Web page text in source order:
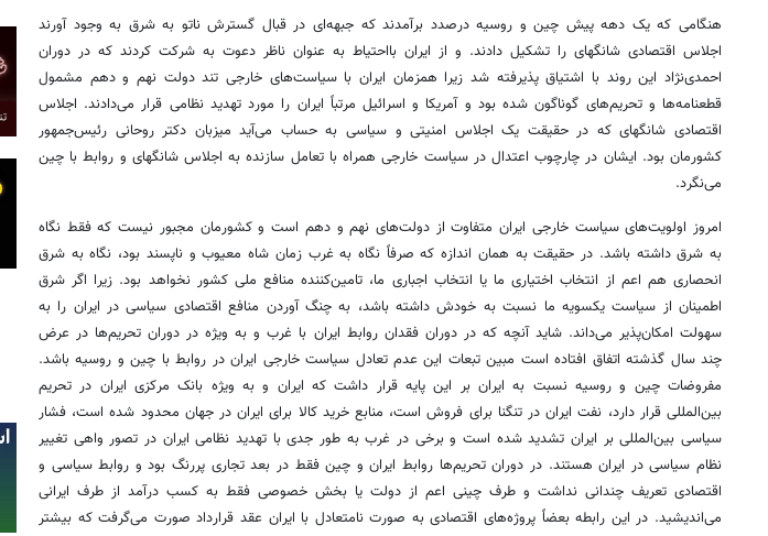
هنگامی که یک دهه پیش چین و روسیه درصدد برآمدند که جبهه‌ای در قبال گسترش ناتو به شرق به وجود آورند
اجلاس اقتصادی شانگهای را تشکیل دادند. و از ایران بااحتیاط به عنوان ناظر دعوت به شرکت کردند که در دوران
احمدی‌نژاد این روند با اشتیاق پذیرفته شد زیرا همزمان ایران با سیاست‌های خارجی تند دولت نهم و دهم مشمول
قطعنامه‌ها و تحریم‌های گوناگون شده بود و آمریکا و اسرائیل مرتباً ایران را مورد تهدید نظامی قرار می‌دادند. اجلاس
اقتصادی شانگهای که در حقیقت یک اجلاس امنیتی و سیاسی به حساب می‌آید میزبان دکتر روحانی رئیس‌جمهور
کشورمان بود. ایشان در چارچوب اعتدال در سیاست خارجی همراه با تعامل سازنده به اجلاس شانگهای و روابط با چین
می‌نگرد.
امروز اولویت‌های سیاست خارجی ایران متفاوت از دولت‌های نهم و دهم است و کشورمان مجبور نیست که فقط نگاه
به شرق داشته باشد. در حقیقت به همان اندازه که صرفاً نگاه به غرب زمان شاه معیوب و ناپسند بود، نگاه به شرق
انحصاری هم اعم از انتخاب اختیاری ما یا انتخاب اجباری ما، تامین‌کننده منافع ملی کشور نخواهد بود. زیرا اگر شرق
اطمینان از سیاست یکسویه ما نسبت به خودش داشته باشد، به چنگ آوردن منافع اقتصادی سیاسی در ایران را به
سهولت امکان‌پذیر می‌داند. شاید آنچه که در دوران فقدان روابط ایران با غرب و به ویژه در دوران تحریم‌ها در عرض
چند سال گذشته اتفاق افتاده است مبین تبعات این عدم تعادل سیاست خارجی ایران در روابط با چین و روسیه باشد.
مفروضات چین و روسیه نسبت به ایران بر این پایه قرار داشت که ایران و به ویژه بانک مرکزی ایران در تحریم
بین‌المللی قرار دارد، نفت ایران در تنگنا برای فروش است، منابع خرید کالا برای ایران در جهان محدود شده است، فشار
سیاسی بین‌المللی بر ایران تشدید شده است و برخی در غرب به طور جدی با تهدید نظامی ایران در تصور واهی تغییر
نظام سیاسی در ایران هستند. در دوران تحریم‌ها روابط ایران و چین فقط در بعد تجاری پررنگ بود و روابط سیاسی و
اقتصادی تعریف چندانی نداشت و طرف چینی اعم از دولت یا بخش خصوصی فقط به کسب درآمد از طرف ایرانی
می‌اندیشید. در این رابطه بعضاً پروژه‌های اقتصادی به صورت نامتعادل با ایران عقد قرارداد صورت می‌گرفت که بیشتر